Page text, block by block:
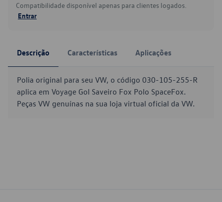
Compatibilidade disponível apenas para clientes logados.
Entrar
Descrição Características Aplicações
Polia original para seu VW, o código 030-105-255-R
aplica em Voyage Gol Saveiro Fox Polo SpaceFox.
Peças VW genuínas na sua loja virtual oficial da VW.